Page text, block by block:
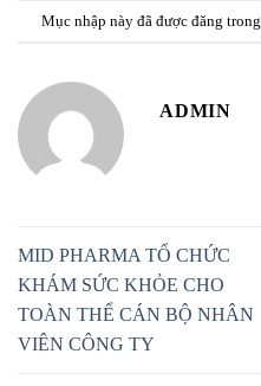
Mục nhập này đã được đăng trong
ADMIN
MID PHARMA TỔ CHỨC
KHÁM SỨC KHỎE CHO
TOÀN THỂ CÁN BỘ NHÂN
VIÊN CÔNG TY